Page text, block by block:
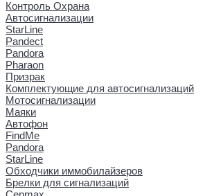
Контроль Охрана
Автосигнализации
StarLine
Pandect
Pandora
Pharaon
Призрак
Комплектующие для автосигнализаций
Мотосигнализации
Маяки
Автофон
FindMe
Pandora
StarLine
Обходчики иммобилайзеров
Брелки для сигнализаций